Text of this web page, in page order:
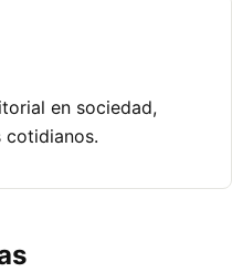
en sociedad,
cotidianos.